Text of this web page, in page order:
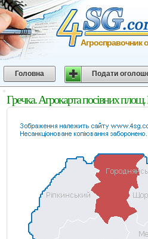
Агросправочник
Головна Подати
Гречка. Агрокарта посівних площ.